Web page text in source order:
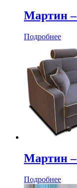
Мартин ‒
Подробнее
Мартин ‒
Подробнее